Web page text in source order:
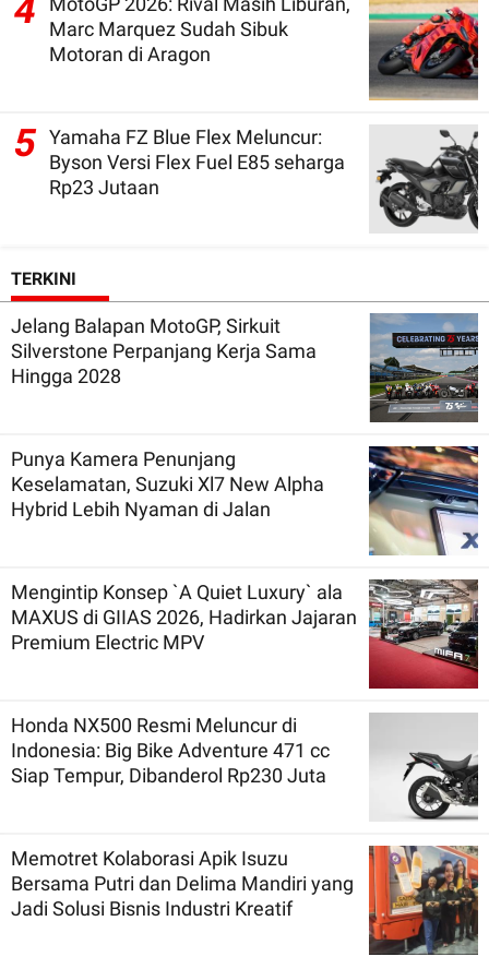
4
Marc Marquez Sudah Sibuk
Motoran di Aragon
5 Yamaha FZ Blue Flex Meluncur:
Byson Versi Flex Fuel E85 seharga
Rp23 Jutaan
TERKINI
Jelang Balapan MotoGP, Sirkuit
Silverstone Perpanjang Kerja Sama
Hingga 2028
Punya Kamera Penunjang
Keselamatan, Suzuki Xl7 New Alpha
Hybrid Lebih Nyaman di Jalan
Mengintip Konsep `A Quiet Luxury` ala
MAXUS di GIIAS 2026, Hadirkan Jajaran
Premium Electric MPV
Honda NX500 Resmi Meluncur di
Indonesia: Big Bike Adventure 471 cc
Siap Tempur, Dibanderol Rp230 Juta
Memotret Kolaborasi Apik Isuzu
Bersama Putri dan Delima Mandiri yang
Jadi Solusi Bisnis Industri Kreatif